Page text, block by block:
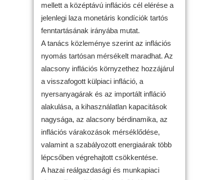
mellett a középtávú inflációs cél elérése a
jelenlegi laza monetáris kondíciók tartós
fenntartásának irányába mutat.
A tanács közleménye szerint az inflációs
nyomás tartósan mérsékelt maradhat. Az
alacsony inflációs környzethez hozzájárul
a visszafogott külpiaci infláció, a
nyersanyagárak és az importált infláció
alakulása, a kihasználatlan kapacitások
nagysága, az alacsony bérdinamika, az
inflációs várakozások mérséklődése,
valamint a szabályozott energiaárak több
lépcsőben végrehajtott csökkentése.
A hazai reálgazdasági és munkapiaci